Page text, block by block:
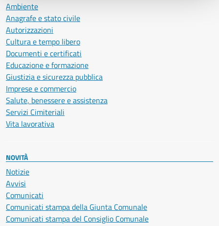
Ambiente
Anagrafe e stato civile
Autorizzazioni
Cultura e tempo libero
Documenti e certificati
Educazione e formazione
Giustizia e sicurezza pubblica
Imprese e commercio
Salute, benessere e assistenza
Servizi Cimiteriali
Vita lavorativa
NOVITÀ
Notizie
Avvisi
Comunicati
Comunicati stampa della Giunta Comunale
Comunicati stampa del Consiglio Comunale